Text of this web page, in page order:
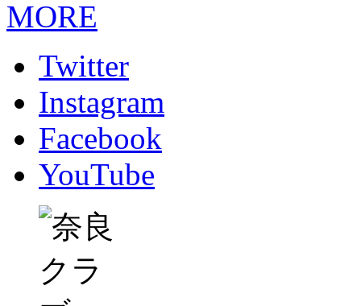
MORE
Twitter
Instagram
Facebook
YouTube